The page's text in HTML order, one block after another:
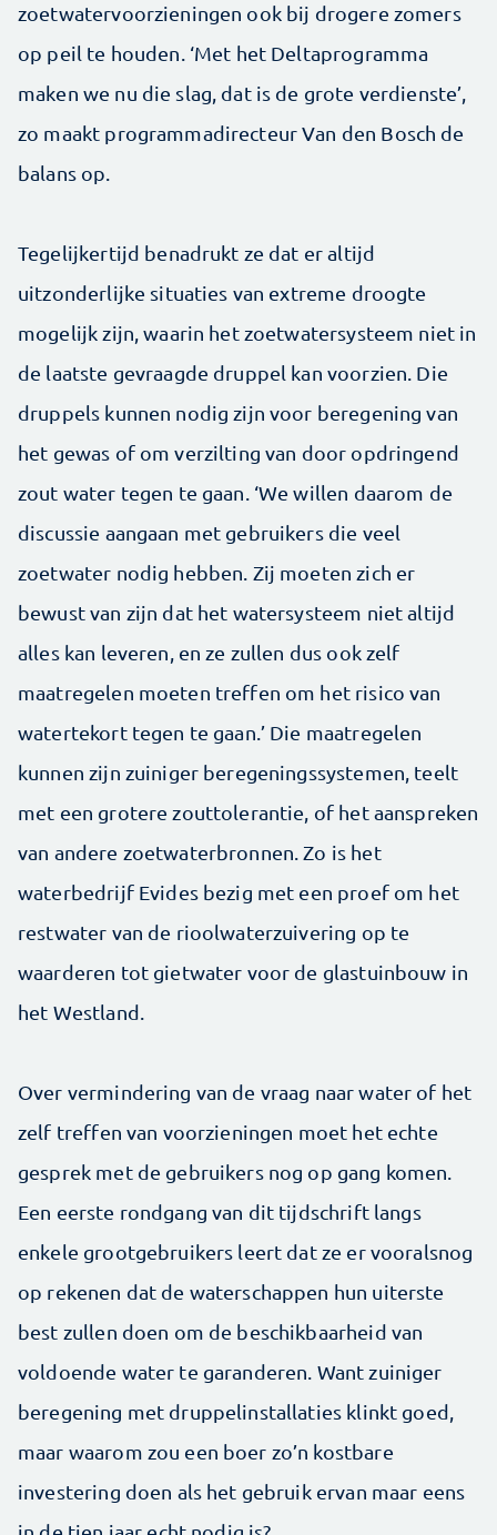
zoetwatervoorzieningen ook bij drogere zomers
op peil te houden. ‘Met het Deltaprogramma
maken we nu die slag, dat is de grote verdienste’,
zo maakt programmadirecteur Van den Bosch de
balans op.
Tegelijkertijd benadrukt ze dat er altijd
uitzonderlijke situaties van extreme droogte
mogelijk zijn, waarin het zoetwatersysteem niet in
de laatste gevraagde druppel kan voorzien. Die
druppels kunnen nodig zijn voor beregening van
het gewas of om verzilting van door opdringend
zout water tegen te gaan. ‘We willen daarom de
discussie aangaan met gebruikers die veel
zoetwater nodig hebben. Zij moeten zich er
bewust van zijn dat het watersysteem niet altijd
alles kan leveren, en ze zullen dus ook zelf
maatregelen moeten treffen om het risico van
watertekort tegen te gaan.’ Die maatregelen
kunnen zijn zuiniger beregeningssystemen, teelt
met een grotere zouttolerantie, of het aanspreken
van andere zoetwaterbronnen. Zo is het
waterbedrijf Evides bezig met een proef om het
restwater van de rioolwaterzuivering op te
waarderen tot gietwater voor de glastuinbouw in
het Westland.
Over vermindering van de vraag naar water of het
zelf treffen van voorzieningen moet het echte
gesprek met de gebruikers nog op gang komen.
Een eerste rondgang van dit tijdschrift langs
enkele grootgebruikers leert dat ze er vooralsnog
op rekenen dat de waterschappen hun uiterste
best zullen doen om de beschikbaarheid van
voldoende water te garanderen. Want zuiniger
beregening met druppelinstallaties klinkt goed,
maar waarom zou een boer zo’n kostbare
investering doen als het gebruik ervan maar eens